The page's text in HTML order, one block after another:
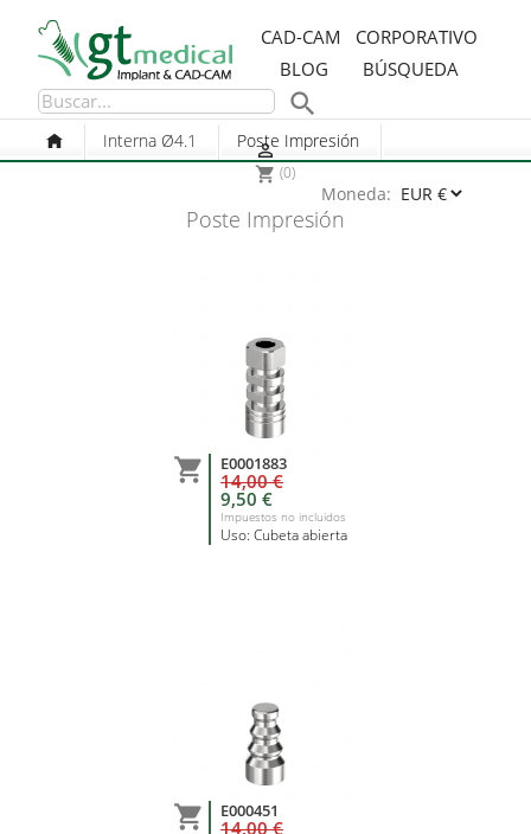
CAD-CAM
CORPORATIVO
BLOG
BÚSQUEDA
Moneda:

shopping_cart (0)

Interna Ø4.1 Poste Impresión
Poste Impresión
 E0001883
14,00 €
9,50 €
Impuestos no incluidos
Uso: Cubeta abierta
 E000451
14,00 €